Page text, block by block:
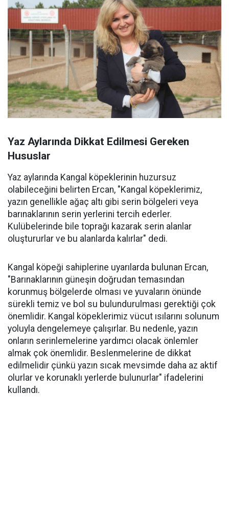
Yaz Aylarında Dikkat Edilmesi Gereken
Hususlar
Yaz aylarında Kangal köpeklerinin huzursuz
olabileceğini belirten Ercan, "Kangal köpeklerimiz,
yazın genellikle ağaç altı gibi serin bölgeleri veya
barınaklarının serin yerlerini tercih ederler.
Kulübelerinde bile toprağı kazarak serin alanlar
oluştururlar ve bu alanlarda kalırlar" dedi.
Kangal köpeği sahiplerine uyarılarda bulunan Ercan,
"Barınaklarının güneşin doğrudan temasından
korunmuş bölgelerde olması ve yuvaların önünde
sürekli temiz ve bol su bulundurulması gerektiği çok
önemlidir. Kangal köpeklerimiz vücut ısılarını solunum
yoluyla dengelemeye çalışırlar. Bu nedenle, yazın
onların serinlemelerine yardımcı olacak önlemler
almak çok önemlidir. Beslenmelerine de dikkat
edilmelidir çünkü yazın sıcak mevsimde daha az aktif
olurlar ve korunaklı yerlerde bulunurlar" ifadelerini
kullandı.